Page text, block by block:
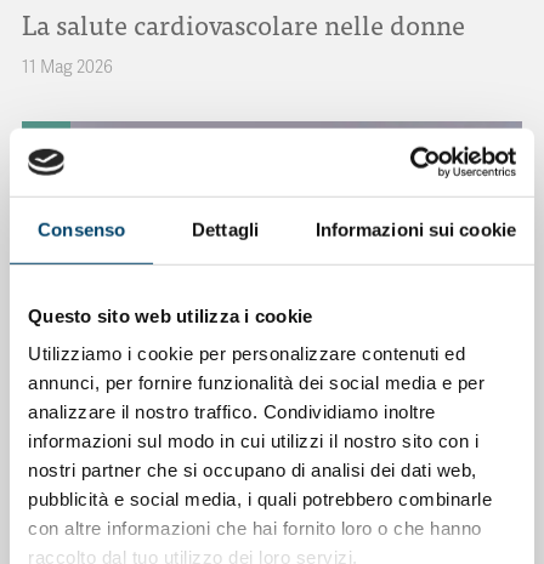
Consenso Dettagli Informazioni sui cookie
Questo sito web utilizza i cookie
Utilizziamo i cookie per personalizzare contenuti ed
annunci, per fornire funzionalità dei social media e per
analizzare il nostro traffico. Condividiamo inoltre
informazioni sul modo in cui utilizzi il nostro sito con i
nostri partner che si occupano di analisi dei dati web,
pubblicità e social media, i quali potrebbero combinarle
con altre informazioni che hai fornito loro o che hanno
raccolto dal tuo utilizzo dei loro servizi.
La salute cardiovascolare nelle donne
11 Mag 2026
ONDA PER IL SISTEMA SANITARIO ONDA PER LE DONNE
Salu’. Dal dialogo alla cura
15 Apr 2026